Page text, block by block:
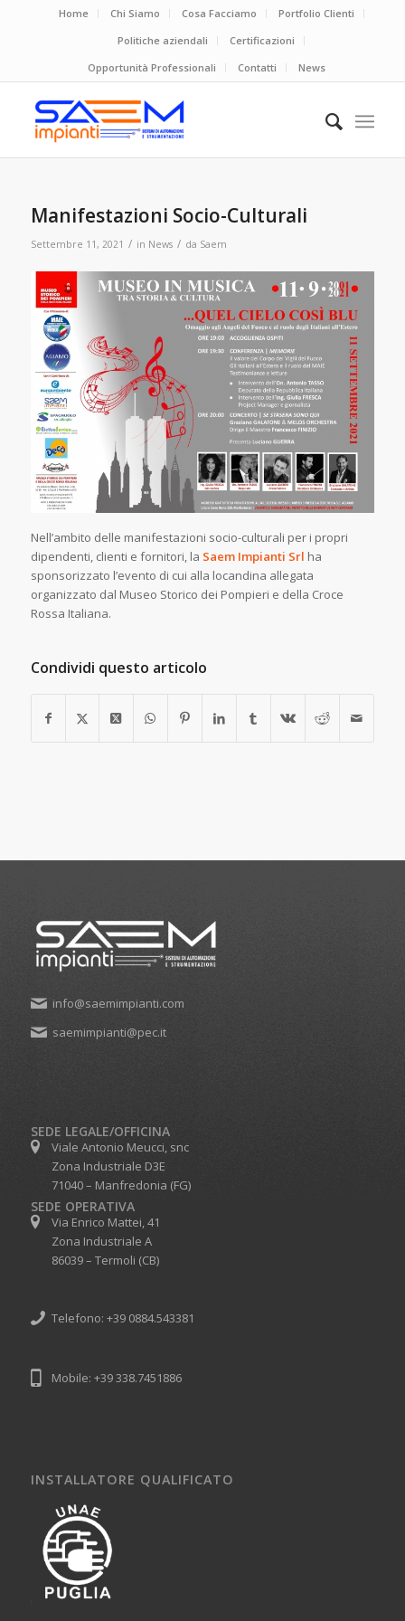
Home Chi Siamo Cosa Facciamo
Portfolio Clienti
Politiche aziendali
Certificazioni
Opportunità Professionali
Contatti News
Manifestazioni Socio-Culturali
Settembre 11, 2021 / in News / da Saem
Nell’ambito delle manifestazioni socio-culturali per i propri
dipendenti, clienti e fornitori, la Saem Impianti Srl ha
sponsorizzato l’evento di cui alla locandina allegata
organizzato dal Museo Storico dei Pompieri e della Croce
Rossa Italiana.
Condividi questo articolo
info@saemimpianti.com
saemimpianti@pec.it
SEDE LEGALE/OFFICINA
Viale Antonio Meucci, snc
Zona Industriale D3E
71040 – Manfredonia (FG)
SEDE OPERATIVA
Via Enrico Mattei, 41
Zona Industriale A
86039 – Termoli (CB)
Telefono: +39 0884.543381
Mobile: +39 338.7451886
INSTALLATORE QUALIFICATO